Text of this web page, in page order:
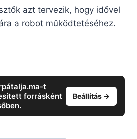
azt tervezik, hogy idővel
a robot működtetéséhez.
t
forrásként
Beállítás →